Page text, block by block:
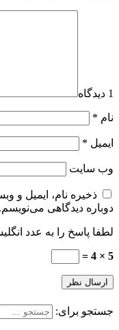
1 دیدگاه
نام *
ایمیل *
وب‌ سایت
ذخیره نام، ایمیل و
دوباره دیدگاهی می‌نویسم.
لطفا پاسخ را به عدد
5 × 4 =
جستجو برای: